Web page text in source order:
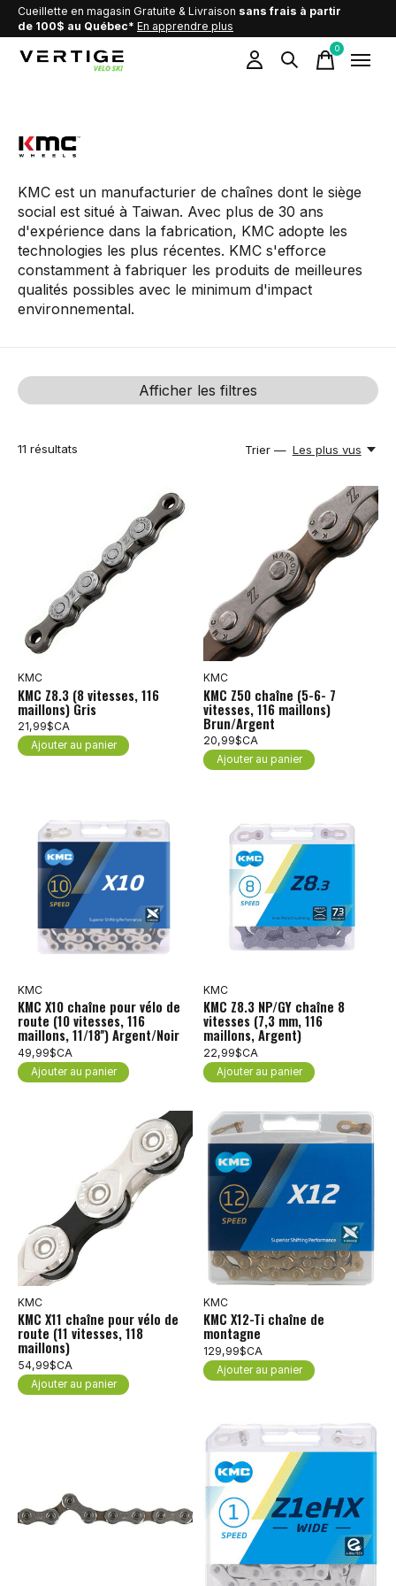
Cueillette en magasin Gratuite & Livraison sans frais à partir
de 100$ au Québec* En apprendre plus
0items
KMC
KMC est un manufacturier de chaînes dont le siège
social est situé à Taiwan. Avec plus de 30 ans
d'expérience dans la fabrication, KMC adopte les
technologies les plus récentes. KMC s'efforce
constamment à fabriquer les produits de meilleures
qualités possibles avec le minimum d'impact
environnemental.
Afficher les filtres
11 résultats Trier — Les plus vus
KMC
KMC Z8.3 (8 vitesses, 116
maillons) Gris
21,99$CA
Ajouter au panier
KMC
KMC Z50 chaîne (5-6- 7
vitesses, 116 maillons)
Brun/Argent
20,99$CA
Ajouter au panier
KMC
KMC X10 chaîne pour vélo de
route (10 vitesses, 116
maillons, 11/18'') Argent/Noir
49,99$CA
Ajouter au panier
KMC
KMC Z8.3 NP/GY chaîne 8
vitesses (7,3 mm, 116
maillons, Argent)
22,99$CA
Ajouter au panier
KMC
KMC X11 chaîne pour vélo de
route (11 vitesses, 118
maillons)
54,99$CA
Ajouter au panier
KMC
KMC X12-Ti chaîne de
montagne
129,99$CA
Ajouter au panier